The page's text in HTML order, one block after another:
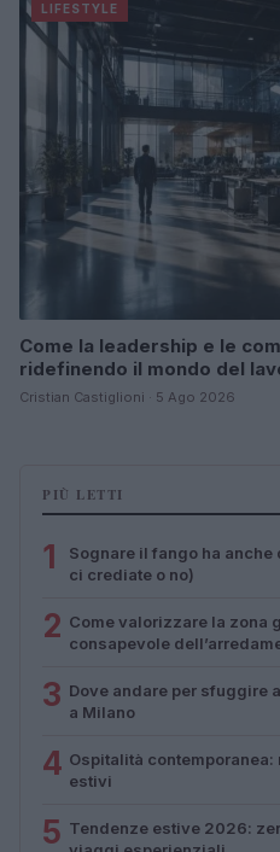
LIFESTYLE
Come la leadership e le
ridefinendo il mondo del
Cristian Castiglioni · 5 Ago 2026
PIÙ LETTI
1
Sognare il fango ha
ci crediate o no)
2 Come valorizzare la zona
consapevole
3 Dove andare per sfuggire
a Milano
4 Ospitalità
estivi
5 Tendenze estive 2026: